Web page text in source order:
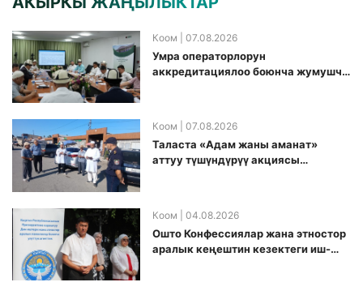
Коом | 07.08.2026
Умра операторлорун
аккредитациялоо боюнча жумушчу
Коом | 07.08.2026
Таласта «Адам жаны аманат»
аттуу түшүндүрүү акциясы
Коом | 04.08.2026
Ошто Конфессиялар жана этностор
аралык кеңештин кезектеги иш-